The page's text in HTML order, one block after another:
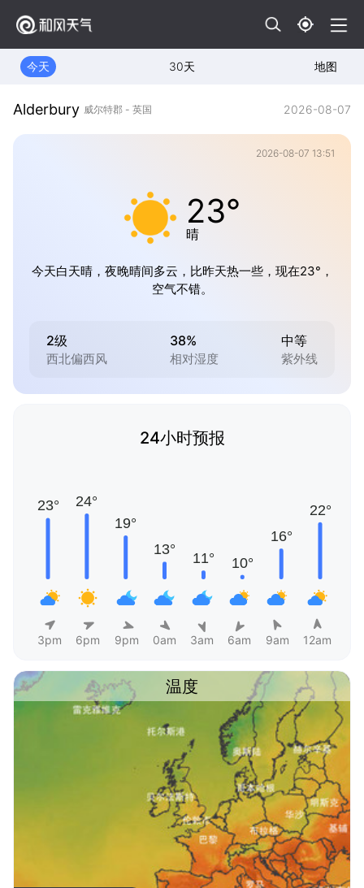
今天 30天 地图
Alderbury 威尔特郡 - 英国 2026-08-07
2026-08-07 13:51
23°
晴
今天白天晴，夜晚晴间多云，比昨天热一些，现在23°，
空气不错。
2级
西北偏西风
38%
相对湿度
中等
紫外线
24小时预报
3pm 6pm 9pm 0am 3am 6am 9am 12am
温度